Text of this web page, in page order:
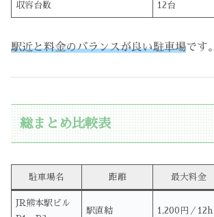
収容台数 12台
駅近と料金のバランスが良い駐車場です。
総まとめ比較表
駐車場名 距離 最大料金
JR熊本駅ビル
駅直結 1,200円／12h